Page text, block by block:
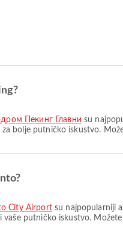
Пекинг Главни su
bolje putničko iskustvo.
City Airportsu najpopularniji
putničko iskustvo.